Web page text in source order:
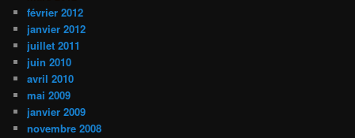
février 2012
janvier 2012
juillet 2011
juin 2010
avril 2010
mai 2009
janvier 2009
novembre 2008